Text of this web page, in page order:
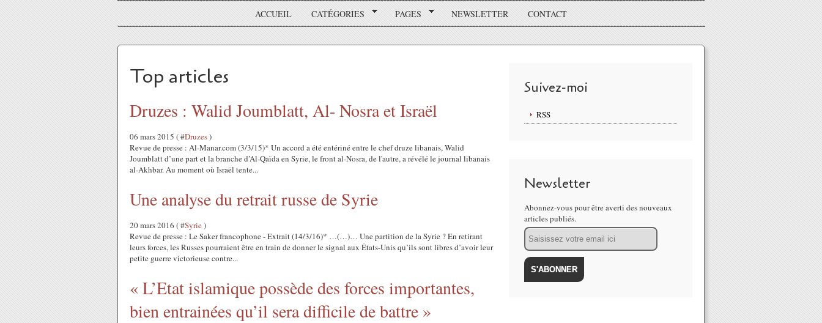
ACCUEIL CATÉGORIES PAGES NEWSLETTER CONTACT
Top articles
Druzes : Walid Joumblatt, Al- Nosra et Israël
06 mars 2015 ( #Druzes)
Revue de presse : Al-Manar.com (3/3/15)* Un accord a été entériné entre le chef druze libanais, Walid
Joumblatt d’une part et la branche d’Al-Qaïda en Syrie, le front al-Nosra, de l'autre, a révélé le journal libanais
al-Akhbar. Au moment où Israël tente...
Une analyse du retrait russe de Syrie
20 mars 2016 ( #Syrie)
Revue de presse : Le Saker francophone - Extrait (14/3/16)* …(…)… Une partition de la Syrie ? En retirant
leurs forces, les Russes pourraient être en train de donner le signal aux États-Unis qu’ils sont libres d’avoir leur
petite guerre victorieuse contre...
« L’Etat islamique possède des forces importantes,
bien entrainées qu’il sera difficile de battre »
Suivez-moi
RSS
Newsletter
Abonnez-vous pour être averti des nouveaux
articles publiés.
Email